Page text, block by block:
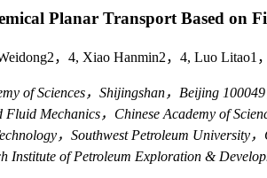
Planar Transport Based on
，4, Xiao Hanmin2，4, Luo Litao1
of Sciences，Shijingshan，Beijing
Mechanics，Chinese Academy of
，Southwest Petroleum University
Institute of Petroleum Exploration &